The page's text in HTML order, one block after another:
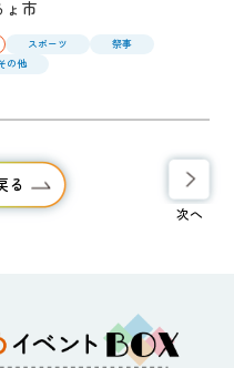
ょ市
スポーツ
祭事
の他
る
次へ